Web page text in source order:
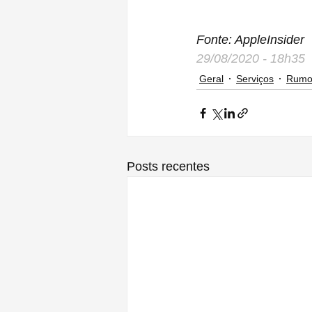
Fonte: AppleInsider
29/08/2020 - 18h35
Geral Serviços
Posts recentes